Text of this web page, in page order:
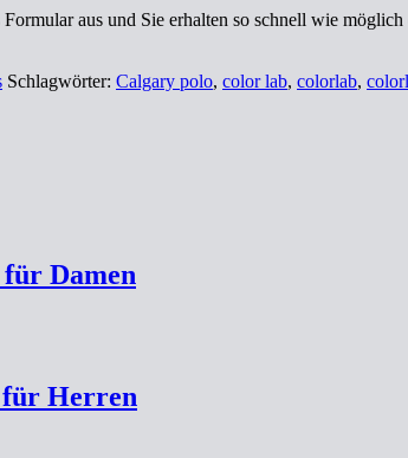
aus und Sie erhalten so schnell wie
Schlagwörter: Calgary polo, color lab, colorlab,
Damen
für Herren